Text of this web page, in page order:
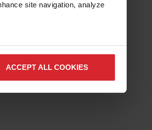
site navigation, analyze
ACCEPT ALL COOKIES